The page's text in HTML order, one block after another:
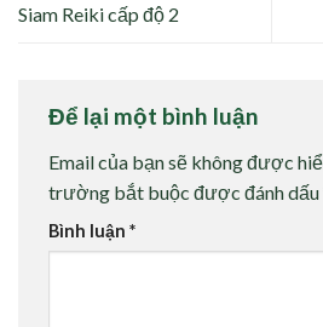
Siam Reiki cấp độ 2
Để lại một bình luận
Email của bạn sẽ không được
trường bắt buộc được đánh dấu
Bình luận *